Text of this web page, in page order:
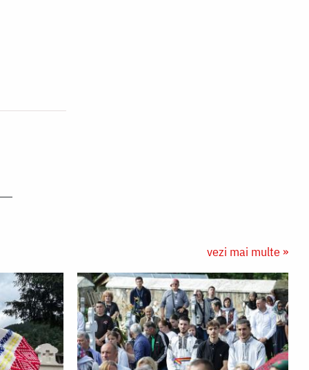
vezi mai multe »